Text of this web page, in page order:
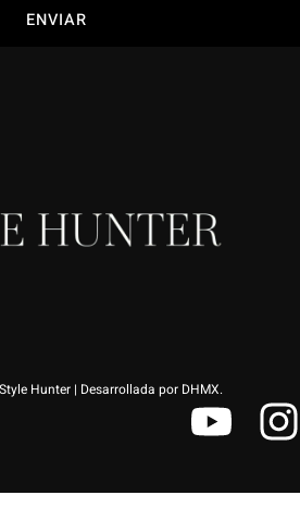
ENVIAR
Hunter | Desarrollada por DHMX.Y
u
I
s